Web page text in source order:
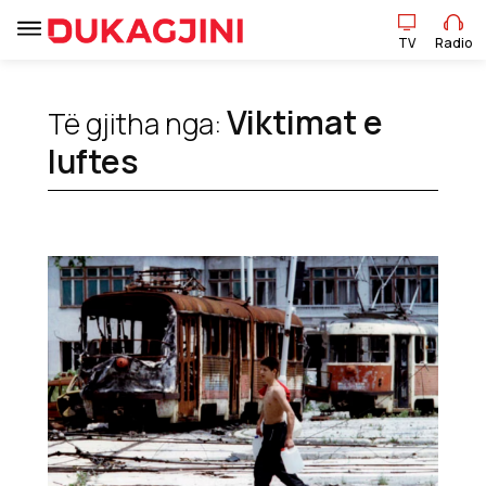
Lajme
Pikëpamje
Art Jete
Kulturë
Showbiz
TV Radio
Të gjitha nga:Viktimat e
luftes